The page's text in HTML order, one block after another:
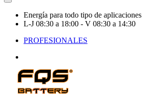
Energía para todo tipo de aplicaciones
L-J 08:30 a 18:00 - V 08:30 a 14:30
PROFESIONALES